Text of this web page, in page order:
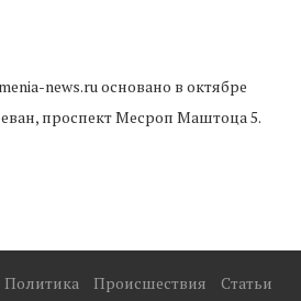
news.ru основано в октябре
проспект Месроп Маштоца 5.
Политика Происшествия
Статьи